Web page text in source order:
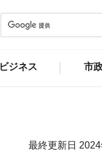
ビジネス 市
最終更新日 2024